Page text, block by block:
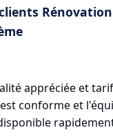
appréciée et
conforme et